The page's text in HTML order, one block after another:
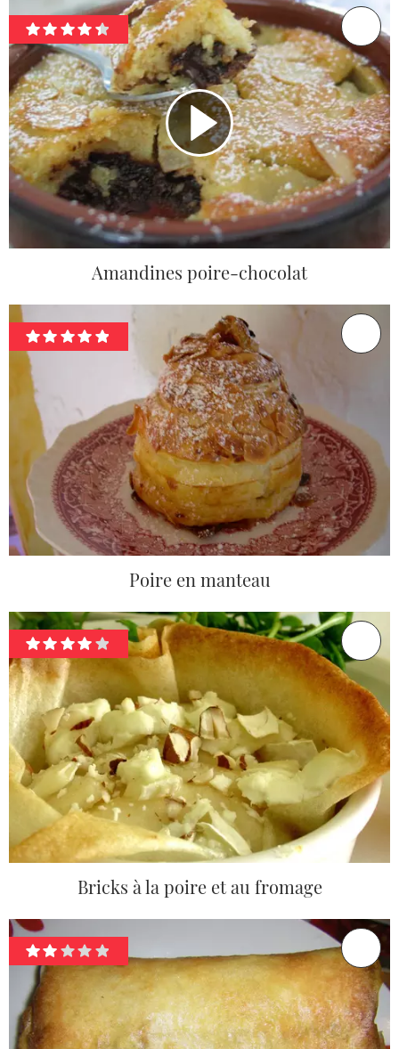
Amandines poire-chocolat
Poire en manteau
Bricks à la poire et au fromage